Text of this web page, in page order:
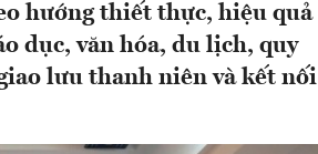
hướng thiết thực, hiệu quả
dục, văn hóa, du lịch, quy
lưu thanh niên và kết nối